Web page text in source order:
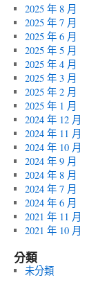
2025 年 8 月
2025 年 7 月
2025 年 6 月
2025 年 5 月
2025 年 4 月
2025 年 3 月
2025 年 2 月
2025 年 1 月
2024 年 12 月
2024 年 11 月
2024 年 10 月
2024 年 9 月
2024 年 8 月
2024 年 7 月
2024 年 6 月
2021 年 11 月
2021 年 10 月
分類
未分類